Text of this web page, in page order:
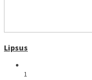
Lipsus
1